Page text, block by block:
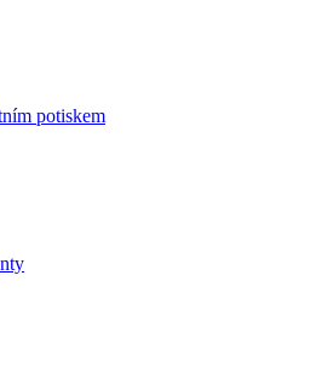
potiskem